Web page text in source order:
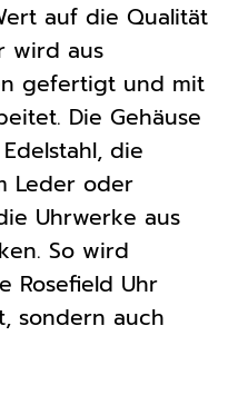
auf die Qualität
wird aus
gefertigt und mit
Die Gehäuse
die
Leder oder
Uhrwerke aus
So wird
Rosefield Uhr
sondern auch